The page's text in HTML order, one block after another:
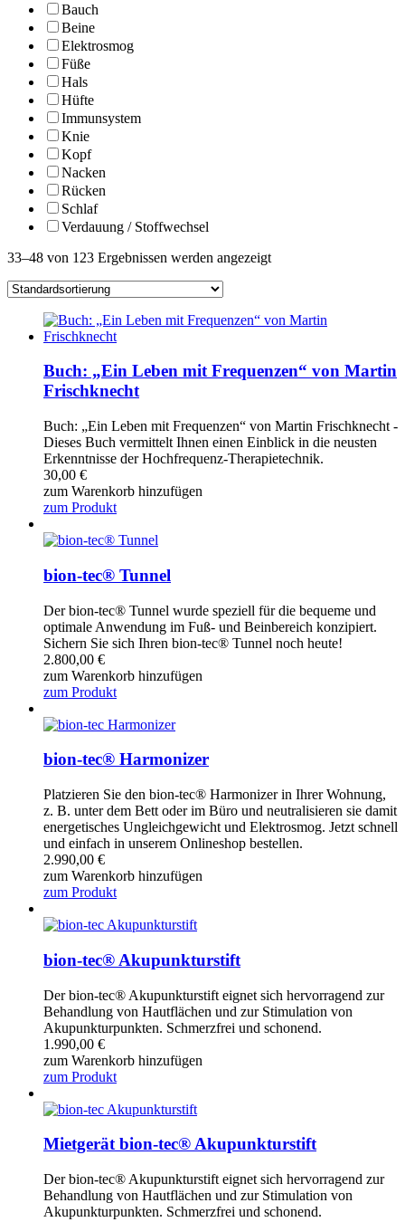
Bauch
Beine
Elektrosmog
Füße
Hals
Hüfte
Immunsystem
Knie
Kopf
Nacken
Rücken
Schlaf
Verdauung / Stoffwechsel
33–48 von 123 Ergebnissen werden angezeigt
Buch: „Ein Leben mit Frequenzen“ von Martin
Frischknecht
Buch: „Ein Leben mit Frequenzen“ von Martin Frischknecht -
Dieses Buch vermittelt Ihnen einen Einblick in die neusten
Erkenntnisse der Hochfrequenz-Therapietechnik.
30,00 €
zum Warenkorb hinzufügen
zum Produkt
bion-tec® Tunnel
Der bion-tec® Tunnel wurde speziell für die bequeme und
optimale Anwendung im Fuß- und Beinbereich konzipiert.
Sichern Sie sich Ihren bion-tec® Tunnel noch heute!
2.800,00 €
zum Warenkorb hinzufügen
zum Produkt
bion-tec® Harmonizer
Platzieren Sie den bion-tec® Harmonizer in Ihrer Wohnung,
z. B. unter dem Bett oder im Büro und neutralisieren sie damit
energetisches Ungleichgewicht und Elektrosmog. Jetzt schnell
und einfach in unserem Onlineshop bestellen.
2.990,00 €
zum Warenkorb hinzufügen
zum Produkt
bion-tec® Akupunkturstift
Der bion-tec® Akupunkturstift eignet sich hervorragend zur
Behandlung von Hautflächen und zur Stimulation von
Akupunkturpunkten. Schmerzfrei und schonend.
1.990,00 €
zum Warenkorb hinzufügen
zum Produkt
Mietgerät bion-tec® Akupunkturstift
Der bion-tec® Akupunkturstift eignet sich hervorragend zur
Behandlung von Hautflächen und zur Stimulation von
Akupunkturpunkten. Schmerzfrei und schonend.